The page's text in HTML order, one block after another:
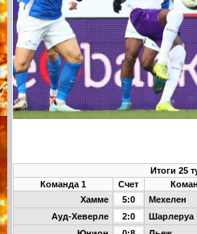
Итоги 25
Команда 1
Счет
Хамме
5:0 Мехелен
Ауд-Хеверле
2:0 Шарлеруа